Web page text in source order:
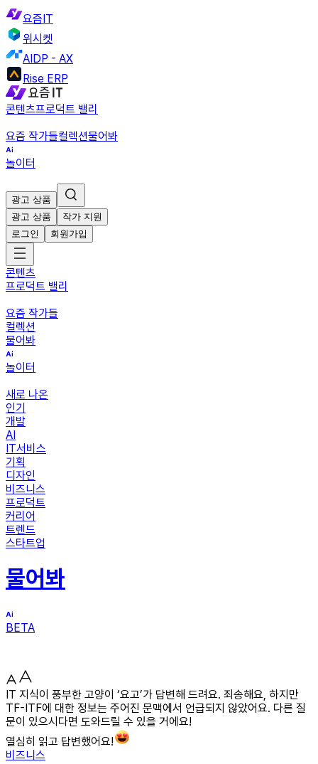
요즘IT
위시켓
AIDP - AX
Rise ERP
콘텐츠프로덕트 밸리
요즘 작가들컬렉션물어봐
놀이터
광고 상품
광고 상품
작가 지원
로그인
회원가입
콘텐츠
프로덕트 밸리
요즘 작가들
컬렉션
물어봐
놀이터
새로 나온
인기
개발
AI
IT서비스
기획
디자인
비즈니스
프로덕트
커리어
트렌드
스타트업
물어봐
BETA
IT 지식이 풍부한 고양이 ‘요고’가 답변해 드려요. 죄송해요, 하지만
TF-ITF에 대한 정보는 주어진 문맥에서 언급되지 않았어요. 다른 질
문이 있으시다면 도와드릴 수 있을 거에요!
열심히 읽고 답변했어요!
비즈니스